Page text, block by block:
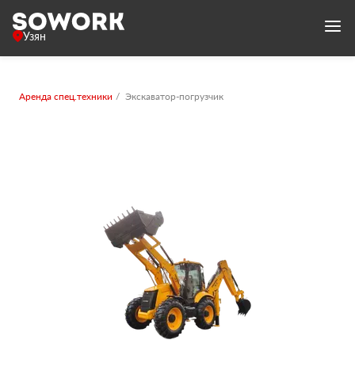
Узян
Аренда спец.техники Экскаватор-погрузчик